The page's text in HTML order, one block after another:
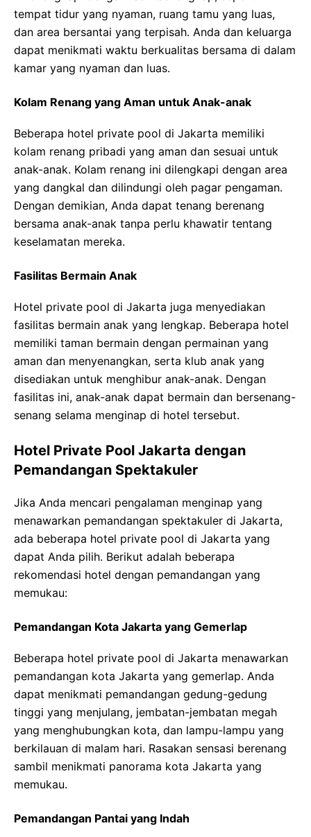
tempat tidur yang nyaman, ruang tamu yang luas,
dan area bersantai yang terpisah. Anda dan keluarga
dapat menikmati waktu berkualitas bersama di dalam
kamar yang nyaman dan luas.
Kolam Renang yang Aman untuk Anak-anak
Beberapa hotel private pool di Jakarta memiliki
kolam renang pribadi yang aman dan sesuai untuk
anak-anak. Kolam renang ini dilengkapi dengan area
yang dangkal dan dilindungi oleh pagar pengaman.
Dengan demikian, Anda dapat tenang berenang
bersama anak-anak tanpa perlu khawatir tentang
keselamatan mereka.
Fasilitas Bermain Anak
Hotel private pool di Jakarta juga menyediakan
fasilitas bermain anak yang lengkap. Beberapa hotel
memiliki taman bermain dengan permainan yang
aman dan menyenangkan, serta klub anak yang
disediakan untuk menghibur anak-anak. Dengan
fasilitas ini, anak-anak dapat bermain dan bersenang-
senang selama menginap di hotel tersebut.
Hotel Private Pool Jakarta dengan
Pemandangan Spektakuler
Jika Anda mencari pengalaman menginap yang
menawarkan pemandangan spektakuler di Jakarta,
ada beberapa hotel private pool di Jakarta yang
dapat Anda pilih. Berikut adalah beberapa
rekomendasi hotel dengan pemandangan yang
memukau:
Pemandangan Kota Jakarta yang Gemerlap
Beberapa hotel private pool di Jakarta menawarkan
pemandangan kota Jakarta yang gemerlap. Anda
dapat menikmati pemandangan gedung-gedung
tinggi yang menjulang, jembatan-jembatan megah
yang menghubungkan kota, dan lampu-lampu yang
berkilauan di malam hari. Rasakan sensasi berenang
sambil menikmati panorama kota Jakarta yang
memukau.
Pemandangan Pantai yang Indah